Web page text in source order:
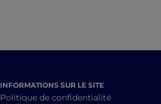
INFORMATIONS SUR LE SITE
Politique de confidentialité